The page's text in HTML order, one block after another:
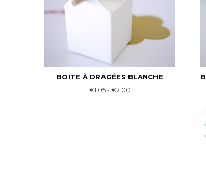
BOITE EPI BLANCHE : CONTENANT
À DRAGÉES